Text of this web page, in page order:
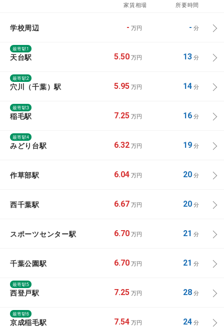
家賃相場 所要時間
学校周辺 - 万円 - 分
最寄駅1
天台駅 5.50 万円 13分
最寄駅2
穴川（千葉）駅 5.95 万円 14分
最寄駅3
稲毛駅 7.25 万円 16分
最寄駅4
みどり台駅 6.32 万円 19分
作草部駅 6.04 万円 20分
西千葉駅 6.67 万円 20分
スポーツセンター駅 6.70 万円 21 分
千葉公園駅 6.70 万円 21 分
最寄駅5
西登戸駅 7.25 万円 28分
最寄駅6
京成稲毛駅 7.54 万円 24分